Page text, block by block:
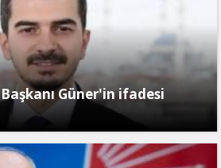
Güner'in ifadesi